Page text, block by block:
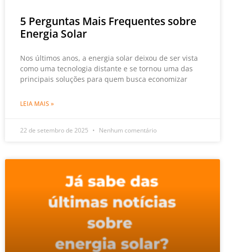
5 Perguntas Mais Frequentes sobre
Energia Solar
Nos últimos anos, a energia solar deixou de ser vista
como uma tecnologia distante e se tornou uma das
principais soluções para quem busca economizar
LEIA MAIS »
22 de setembro de 2025 Nenhum comentário